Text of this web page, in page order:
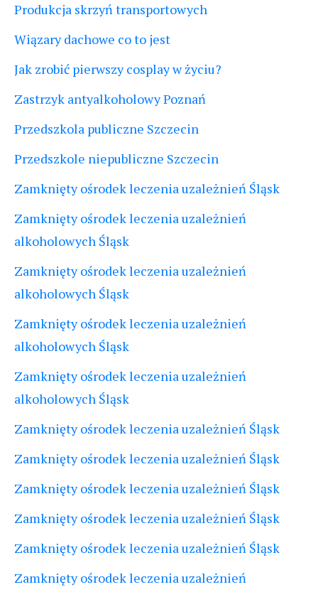
Produkcja skrzyń transportowych
Wiązary dachowe co to jest
Jak zrobić pierwszy cosplay w życiu?
Zastrzyk antyalkoholowy Poznań
Przedszkola publiczne Szczecin
Przedszkole niepubliczne Szczecin
Zamknięty ośrodek leczenia uzależnień Śląsk
Zamknięty ośrodek leczenia uzależnień
alkoholowych Śląsk
Zamknięty ośrodek leczenia uzależnień
alkoholowych Śląsk
Zamknięty ośrodek leczenia uzależnień
alkoholowych Śląsk
Zamknięty ośrodek leczenia uzależnień
alkoholowych Śląsk
Zamknięty ośrodek leczenia uzależnień Śląsk
Zamknięty ośrodek leczenia uzależnień Śląsk
Zamknięty ośrodek leczenia uzależnień Śląsk
Zamknięty ośrodek leczenia uzależnień Śląsk
Zamknięty ośrodek leczenia uzależnień Śląsk
Zamknięty ośrodek leczenia uzależnień